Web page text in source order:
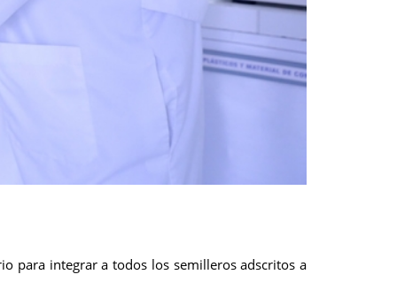
para integrar a todos los semilleros adscritos a